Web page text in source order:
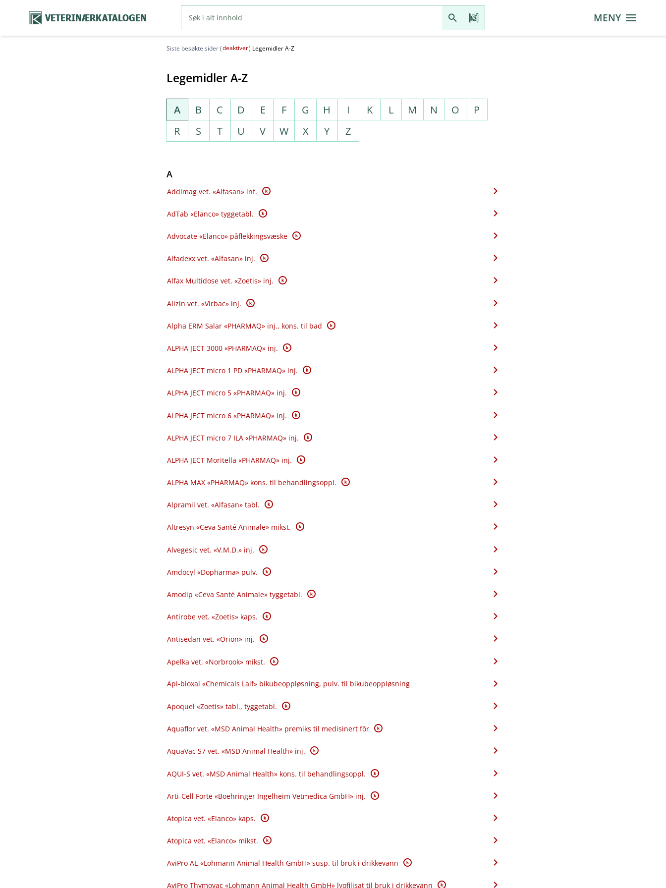
VETERINÆRKATALOGEN MENY
Siste besøkte sider (deaktiver) Legemidler A-Z
Legemidler A-Z
A B C D E F G H I K L M N O
P
R
S T U V W X Y Z
A
Addimag vet. «Alfasan» inf. K
AdTab «Elanco» tyggetabl. K
Advocate «Elanco» påflekkingsvæske K
Alfadexx vet. «Alfasan» inj. K
Alfax Multidose vet. «Zoetis» inj. K
Alizin vet. «Virbac» inj. K
Alpha ERM Salar «PHARMAQ» inj., kons. til bad K
ALPHA JECT 3000 «PHARMAQ» inj. K
ALPHA JECT micro 1 PD «PHARMAQ» inj. K
ALPHA JECT micro 5 «PHARMAQ» inj. K
ALPHA JECT micro 6 «PHARMAQ» inj. K
ALPHA JECT micro 7 ILA «PHARMAQ» inj. K
ALPHA JECT Moritella «PHARMAQ» inj. K
ALPHA MAX «PHARMAQ» kons. til behandlingsoppl. K
Alpramil vet. «Alfasan» tabl. K
Altresyn «Ceva Santé Animale» mikst. K
Alvegesic vet. «V.M.D.» inj. K
Amdocyl «Dopharma» pulv. K
Amodip «Ceva Santé Animale» tyggetabl. K
Antirobe vet. «Zoetis» kaps. K
Antisedan vet. «Orion» inj. K
Apelka vet. «Norbrook» mikst. K
Api-bioxal «Chemicals Laif» bikubeoppløsning, pulv. til bikubeoppløsning
Apoquel «Zoetis» tabl., tyggetabl. K
Aquaflor vet. «MSD Animal Health» premiks til medisinert fôr K
AquaVac S7 vet. «MSD Animal Health» inj. K
AQUI-S vet. «MSD Animal Health» kons. til behandlingsoppl. K
Arti-Cell Forte «Boehringer Ingelheim Vetmedica GmbH» inj. K
Atopica vet. «Elanco» kaps. K
Atopica vet. «Elanco» mikst. K
AviPro AE «Lohmann Animal Health GmbH» susp. til bruk i drikkevann K
AviPro Thymovac «Lohmann Animal Health GmbH» lyofilisat til bruk i drikkevann K